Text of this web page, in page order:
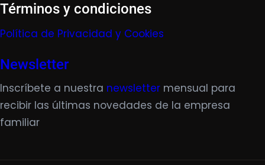
Términos y condiciones
Política de Privacidad y Cookies
Newsletter
Inscríbete a nuestra newsletter mensual para
recibir las últimas novedades de la empresa
familiar